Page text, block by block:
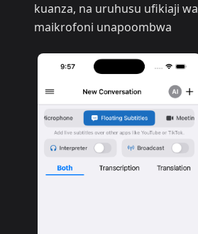
kuanza, na uruhusu ufikiaji wa
maikrofoni unapoombwa